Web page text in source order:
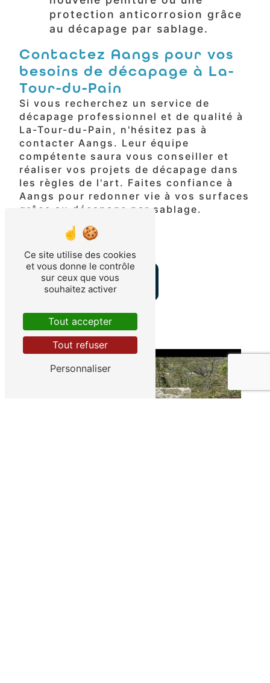
protection anticorrosion grâce
au décapage par sablage.
Contactez Aangs pour vos
besoins de décapage à La-
Tour-du-Pain
Si vous recherchez un service de
décapage professionnel et de qualité à
La-Tour-du-Pain, n'hésitez pas à
contacter Aangs. Leur équipe
compétente saura vous conseiller et
réaliser vos projets de décapage dans
les règles de l'art. Faites confiance à
Aangs pour redonner vie à vos surfaces
grâce au décapage par sablage.
ACCUEIL
CONTACTEZ-NOUS
Ce site utilise des cookies
et vous donne le contrôle
sur ceux que vous
souhaitez activer
Tout accepter
Tout refuser
Personnaliser